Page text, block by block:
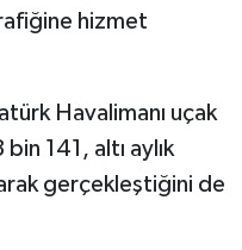
hizmet
Havalimanı uçak
141, altı aylık
gerçekleştiğini de